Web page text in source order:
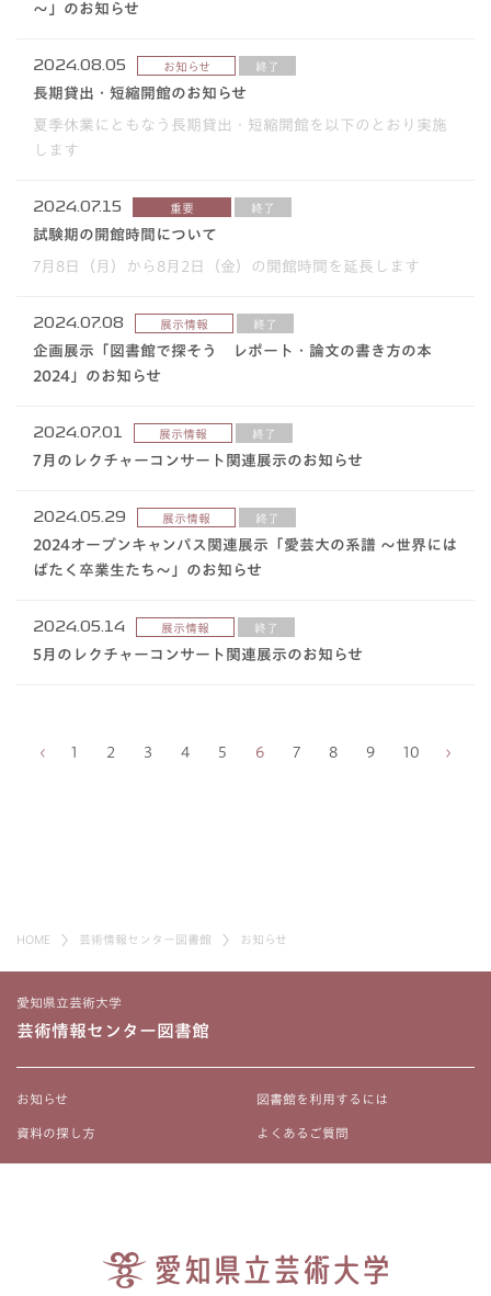
～」のお知らせ
2024.08.05 お知らせ 終了
長期貸出・短縮開館のお知らせ
夏季休業にともなう長期貸出・短縮開館を以下のとおり実施
します
2024.07.15 重要 終了
試験期の開館時間について
7月8日（月）から8月2日（金）の開館時間を延長します
2024.07.08 展示情報 終了
企画展示「図書館で探そう レポート・論文の書き方の本
2024」のお知らせ
2024.07.01 展示情報 終了
7月のレクチャーコンサート関連展示のお知らせ
2024.05.29 展示情報 終了
2024オープンキャンパス関連展示「愛芸大の系譜 ～世界には
ばたく卒業生たち～」のお知らせ
2024.05.14 展示情報 終了
5月のレクチャーコンサート関連展示のお知らせ
1 2 3 4 5 6 7 8 9 10
HOME 芸術情報センター図書館 お知らせ
愛知県立芸術大学
芸術情報センター図書館
お知らせ 図書館を利用するには
資料の探し方 よくあるご質問